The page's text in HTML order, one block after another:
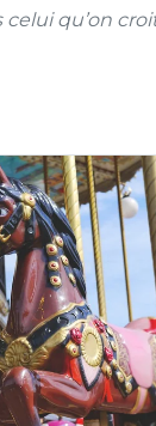
celui qu’on